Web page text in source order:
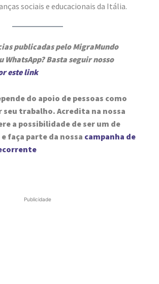
sociais e educacionais da Itália.
publicadas pelo MigraMundo
WhatsApp? Basta seguir nosso
este link
do apoio de pessoas como
seu trabalho. Acredita na nossa
a possibilidade de ser um de
faça parte da nossa campanha de
Publicidade